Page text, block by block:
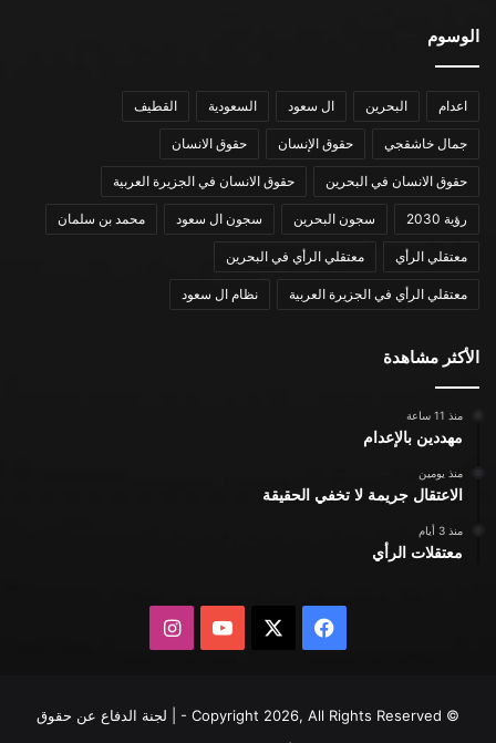
الوسوم
اعدام البحرين ال سعود السعودية القطيف
جمال خاشقجي حقوق الإنسان حقوق الانسان
حقوق الانسان في البحرين حقوق الانسان في الجزيرة العربية
رؤية 2030 سجون البحرين سجون ال سعود محمد بن سلمان
معتقلي الرأي معتقلي الرأي في البحرين
معتقلي الرأي في الجزيرة العربية نظام ال سعود
الأكثر مشاهدة
منذ 11 ساعة
مهددين بالإعدام
منذ يومين
الاعتقال جريمة لا تخفي الحقيقة
منذ 3 أيام
معتقلات الرأي
فيسبوك يوتيوبانستقرام
© Copyright 2026, All Rights Reserved - | لجنة الدفاع عن حقوق